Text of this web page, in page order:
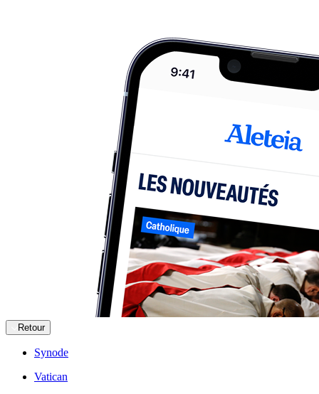
Retour
Synode
Vatican